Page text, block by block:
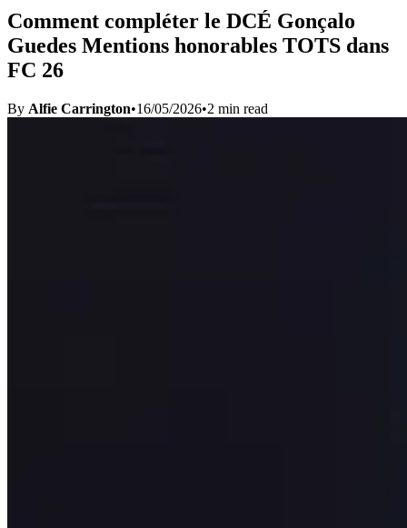
Comment compléter le DCÉ Gonçalo
Guedes Mentions honorables TOTS dans
FC 26
By Alfie Carrington•16/05/2026•2 min read